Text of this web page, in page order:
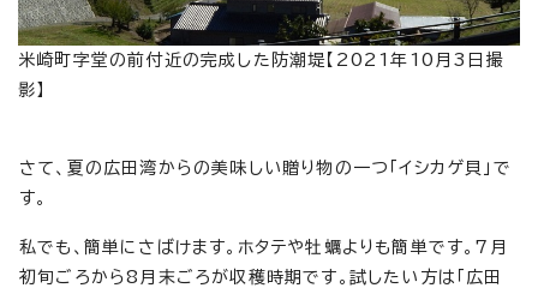
米崎町字堂の前付近の完成した防潮堤【2021年10月3日撮
影】
さて、夏の広田湾からの美味しい贈り物の一つ「イシカゲ貝」で
す。
私でも、簡単にさばけます。ホタテや牡蠣よりも簡単です。7月
初旬ごろから8月末ごろが収穫時期です。試したい方は「広田